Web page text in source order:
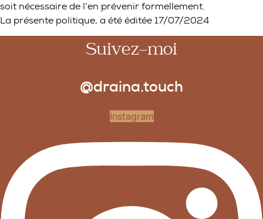
soit nécessaire de l’en prévenir formellement.
La présente politique, a été éditée 17/07/2024
Suivez-moi
@draina.touch
Instagram